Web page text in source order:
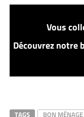
Vous
Découvrez notre
TAGS
BON